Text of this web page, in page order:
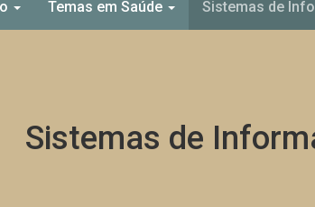
Temas em Saúde Sistemas de
Sistemas de